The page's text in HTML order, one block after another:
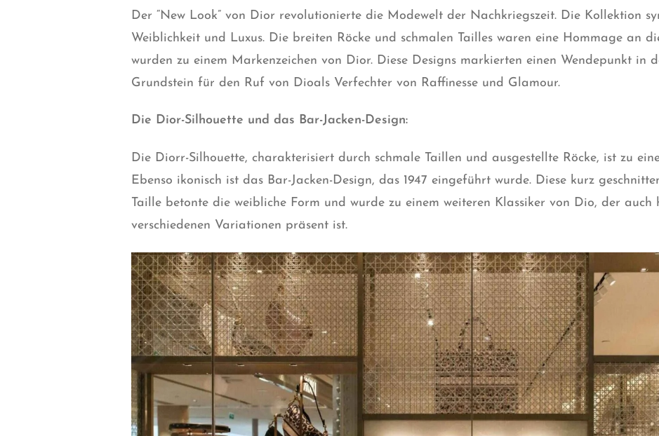
Der “New Look” von Dior revolutionierte die Modewelt der Nachkriegszeit. Die Kollektion
Weiblichkeit und Luxus. Die breiten Röcke und schmalen Tailles waren eine Hommage an
wurden zu einem Markenzeichen von Dior. Diese Designs markierten einen Wendepunkt in
Grundstein für den Ruf von Dioals Verfechter von Raffinesse und Glamour.
Die Dior-Silhouette und das Bar-Jacken-Design:
Die Diorr-Silhouette, charakterisiert durch schmale Taillen und ausgestellte Röcke, ist zu
Ebenso ikonisch ist das Bar-Jacken-Design, das 1947 eingeführt wurde. Diese kurz
Taille betonte die weibliche Form und wurde zu einem weiteren Klassiker von Dio, der auch
verschiedenen Variationen präsent ist.